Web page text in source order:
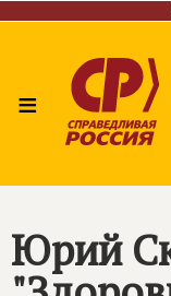
≡
Юрий